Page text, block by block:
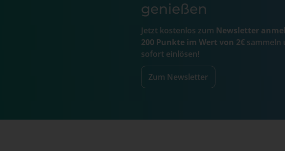
genießen
Jetzt kostenlos zum Newsletter
200 Punkte im Wert von 2€ sammeln
sofort einlösen!
Zum Newsletter